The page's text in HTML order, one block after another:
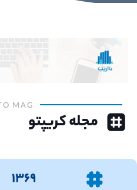
MAG
مجله کریپتو
۱۳۶۹